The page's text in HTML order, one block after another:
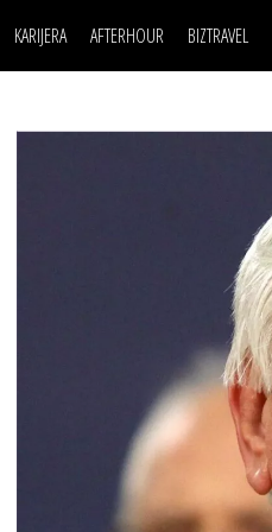
KARIJERA AFTERHOUR BIZTRAVEL
POSAO
MOJ UGAO
FILM I SCENA
AUTO SVET